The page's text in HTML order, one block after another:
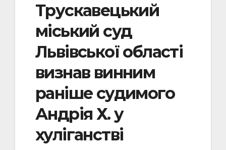
Трускавецький
міський суд
Львівської області
визнав винним
раніше судимого
Андрія Х. у
хуліганстві